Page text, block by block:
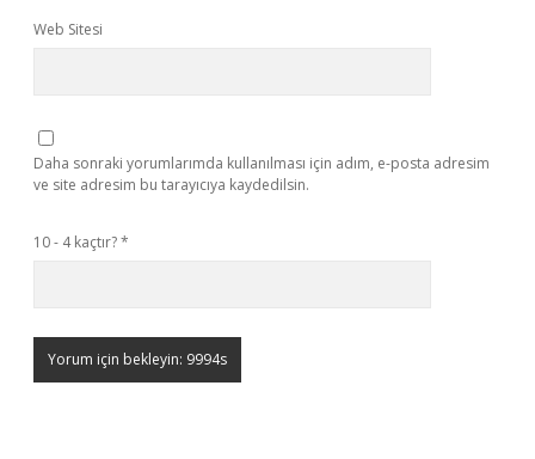
Web Sitesi
Daha sonraki yorumlarımda kullanılması için adım, e-posta adresim
ve site adresim bu tarayıcıya kaydedilsin.
10 - 4 kaçtır?*